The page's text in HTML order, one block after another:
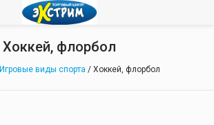
Хоккей, флорбол
Игровые виды спорта / Хоккей, флорбол